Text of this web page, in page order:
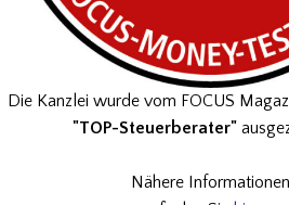
Die Kanzlei wurde vom FOCUS
"TOP-Steuerberater"
Nähere Informationen